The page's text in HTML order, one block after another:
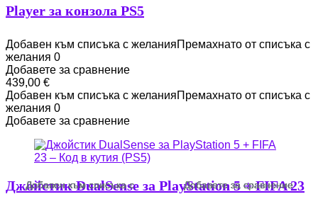
Добавен към списъка с Добавете за сравнение
Добавен към списъка с Добавете за сравнение
Добавен към списъка с Добавете за сравнение
Добавен към списъка с Добавете за сравнение
Player за конзола PS5
Добавен към списъка с желанияПремахнато от списъка с
желания 0
Добавете за сравнение
439,00 €
Добавен към списъка с желанияПремахнато от списъка с
желания 0
Добавете за сравнение
Джойстик DualSense за PlayStation 5 + FIFA 23